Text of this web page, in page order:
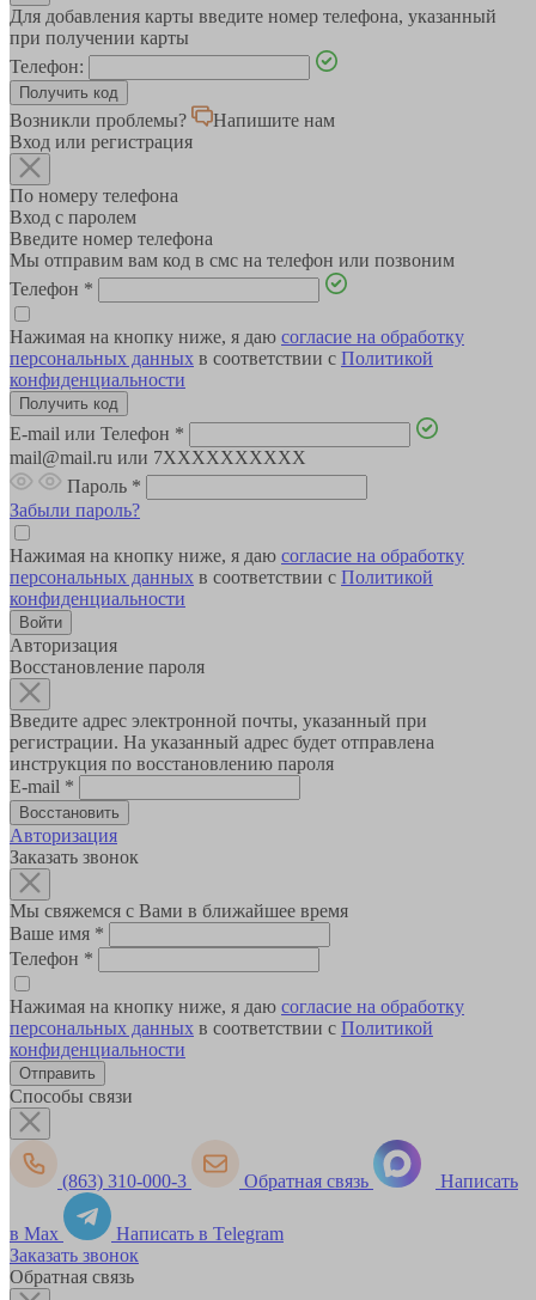
Для добавления карты введите номер телефона, указанный
при получении карты
Телефон:
Возникли проблемы?
Напишите нам
Вход или регистрация
По номеру телефона
Вход с паролем
Введите номер телефона
Мы отправим вам код в смс на телефон или позвоним
Телефон *
Нажимая на кнопку ниже, я даю согласие на обработку
персональных данных в соответствии с Политикой
конфиденциальности
E-mail или Телефон *
mail@mail.ru или 7XXXXXXXXXX
Пароль *
Забыли пароль?
Нажимая на кнопку ниже, я даю согласие на обработку
персональных данных в соответствии с Политикой
конфиденциальности
Авторизация
Восстановление пароля
Введите адрес электронной почты, указанный при
регистрации. На указанный адрес будет отправлена
инструкция по восстановлению пароля
E-mail *
Авторизация
Заказать звонок
Мы свяжемся с Вами в ближайшее время
Ваше имя *
Телефон *
Нажимая на кнопку ниже, я даю согласие на обработку
персональных данных в соответствии с Политикой
конфиденциальности
Способы связи
(863) 310-000-3 Обратная связь Написать
в Max
Написать в Telegram
Заказать звонок
Обратная связь